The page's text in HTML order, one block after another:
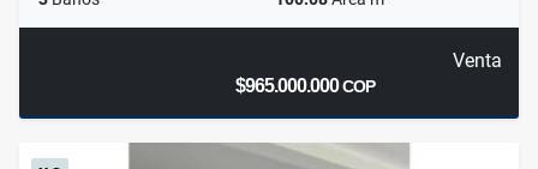
Venta
$965.000.000COP